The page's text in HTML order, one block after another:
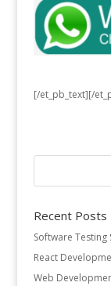
[/et_pb_text][/
Recent Posts
Software Testing
React
Web